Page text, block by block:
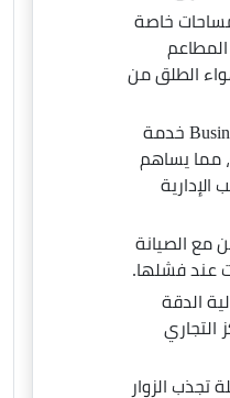
خاصة
المطاعم
الطلق من
يوفر Business Plus Mall خدمة
مما يساهم
مع الصيانة
عند فشلها.
الدقة
التجاري
تجذب الزوار